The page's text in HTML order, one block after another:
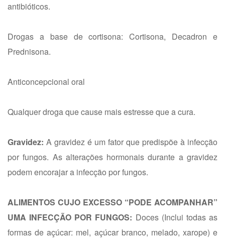
antibióticos.
Drogas a base de cortisona: Cortisona, Decadron e
Prednisona.
Anticoncepcional oral
Qualquer droga que cause mais estresse que a cura.
Gravidez: A gravidez é um fator que predispõe à infecção
por fungos. As alterações hormonais durante a gravidez
podem encorajar a infecção por fungos.
ALIMENTOS CUJO EXCESSO “PODE ACOMPANHAR”
UMA INFECÇÃO POR FUNGOS: Doces (Inclui todas as
formas de açúcar: mel, açúcar branco, melado, xarope) e